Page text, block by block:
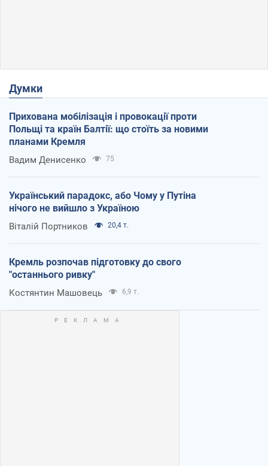
Думки
Прихована мобілізація і провокації проти
Польщі та країн Балтії: що стоїть за новими
планами Кремля
Вадим Денисенко 75
Український парадокс, або Чому у Путіна
нічого не вийшло з Україною
Віталій Портников 20,4 т.
Кремль розпочав підготовку до свого
"останнього ривку"
Костянтин Машовець 6,9 т.